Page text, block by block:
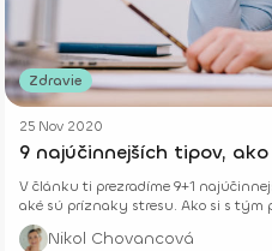
Zdravie
25 Nov 2020
9 najúčinnejších tipov,
V článku ti prezradíme 9+1
aké sú príznaky stresu. Ako si s tým
Nikol Chovancová